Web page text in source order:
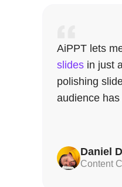
AiPPT lets
slides in just
polishing
audience
Daniel
Content